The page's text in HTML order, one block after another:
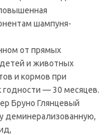
шампуня-
от прямых
и животных
и кормов при
годности — 30 месяцев.
Бруно Глянцевый
деминерализованную,